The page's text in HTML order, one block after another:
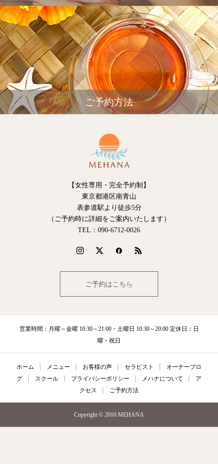
ご予約方法
【女性専用・完全予約制】
東京都港区南青山
表参道駅より徒歩5分
（ご予約時に詳細をご案内いたします）
TEL：090‐6712‐0026
ご予約はこちら
営業時間：月曜～金曜 10:30～21:00・土曜日 10:30～20:00 定休日：日
曜・祝日
ホーム メニュー お客様の声 セラピスト
オーナーブロ
グ
スクール プライバシーポリシー メハナについて
ア
クセス
ご予約方法
Copyright © 2010 MEHANA